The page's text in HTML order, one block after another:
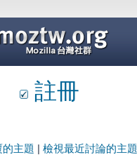
註冊
主題 檢視最近討論的主題